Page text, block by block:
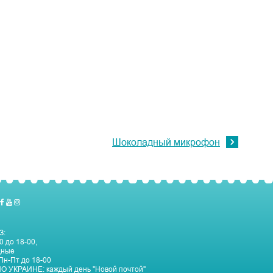
Шоколадный микрофон
до 18-00,
Пт до 18-00
УКРАИНЕ: каждый день "Новой почтой"